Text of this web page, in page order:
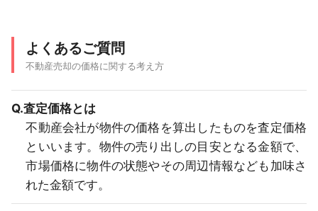
よくあるご質問
不動産売却の価格に関する考え方
Q.査定価格とは
不動産会社が物件の価格を算出したものを査定価格
といいます。物件の売り出しの目安となる金額で、
市場価格に物件の状態やその周辺情報なども加味さ
れた金額です。